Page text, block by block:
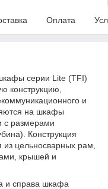
Оплата
серии Lite (TFI)
конструкцию,
и
на шкафы
с размерами
Конструкция
цельносварных рам,
крышей и
и справа шкафа